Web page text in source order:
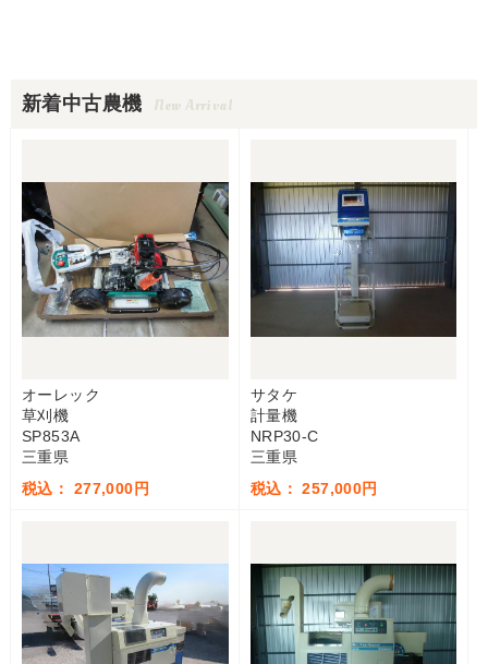
新着中古農機 New Arrival
オーレック
草刈機
SP853A
三重県
税込： 277,000円
サタケ
計量機
NRP30-C
三重県
税込： 257,000円